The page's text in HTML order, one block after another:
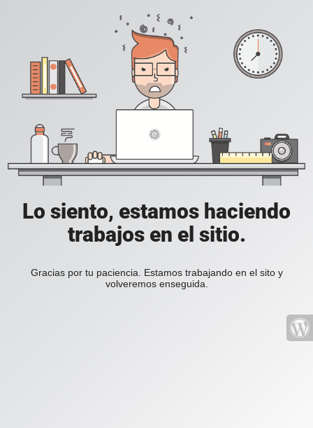
Lo siento, estamos haciendo
trabajos en el sitio.
Gracias por tu paciencia. Estamos trabajando en el sito y
volveremos enseguida.